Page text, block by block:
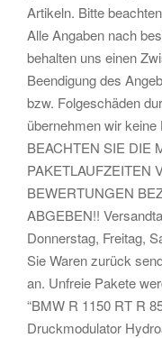
Artikeln. Bitte
Alle Angaben nach
behalten uns einen
Beendigung des
bzw. Folgeschäden
übernehmen wir
BEACHTEN SIE DIE
PAKETLAUFZEITEN
BEWERTUNGEN
ABGEBEN!!
Donnerstag, Freitag,
Sie Waren zurück
an. Unfreie Pakete
“BMW R 1150 RT R
Druckmodulator